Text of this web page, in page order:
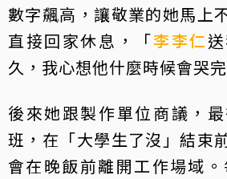
數字飆高，讓敬業的她馬上
直接回家休息，「李李仁
久，我心想他什麼時候會哭完
後來她跟製作單位商議，
班，在「大學生了沒」結束
會在晚飯前離開工作場域